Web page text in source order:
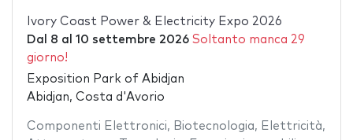
Ivory Coast Power & Electricity Expo 2026
Dal 8 al 10 settembre 2026 Soltanto manca 29
giorno!
Exposition Park of Abidjan
Abidjan, Costa d'Avorio
Componenti Elettronici, Biotecnologia, Elettricità,